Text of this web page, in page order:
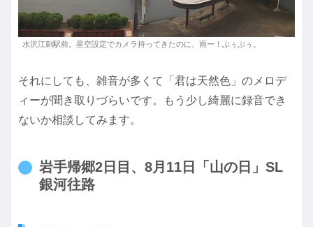
水沢江刺駅前。星空設定でカメラ持ってきたのに、雨ー！ぶぅぶぅ。
それにしても、雑音が多くて「君は天然色」のメロデ
ィーが聞き取りづらいです。もう少し綺麗に録音でき
ないか相談してみます。
岩手帰郷2日目、8月11日「山の日」SL
銀河往路